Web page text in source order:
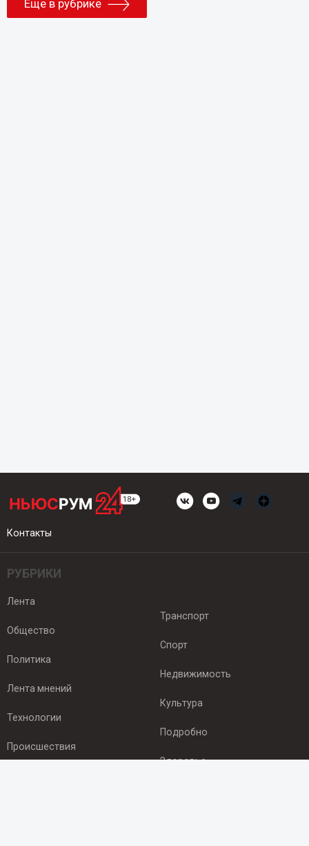
Еще в рубрике
Контакты
РУБРИКИ
Лента
Общество
Политика
Лента мнений
Технологии
Происшествия
Транспорт
Спорт
Недвижимость
Культура
Подробно
Здоровье